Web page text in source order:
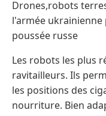
Drones,robots
l'armée
poussée russe
Les robots les plus
ravitailleurs. Ils
les positions des
nourriture. Bien